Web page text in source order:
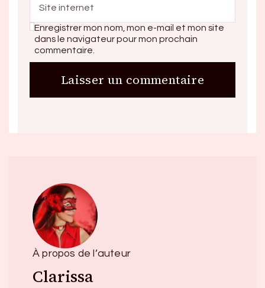
Enregistrer mon nom, mon e-mail et mon site
dans le navigateur pour mon prochain
commentaire.
À propos de l’auteur
Clarissa